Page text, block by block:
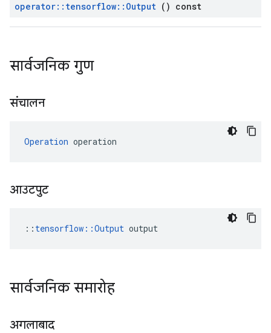
operator:: tensorflow:: Output () const
सार्वजनिक गुण
संचालन
Operation operation
आउटपुट
:: tensorflow::Output output
सार्वजनिक समारोह
अगलाबाद